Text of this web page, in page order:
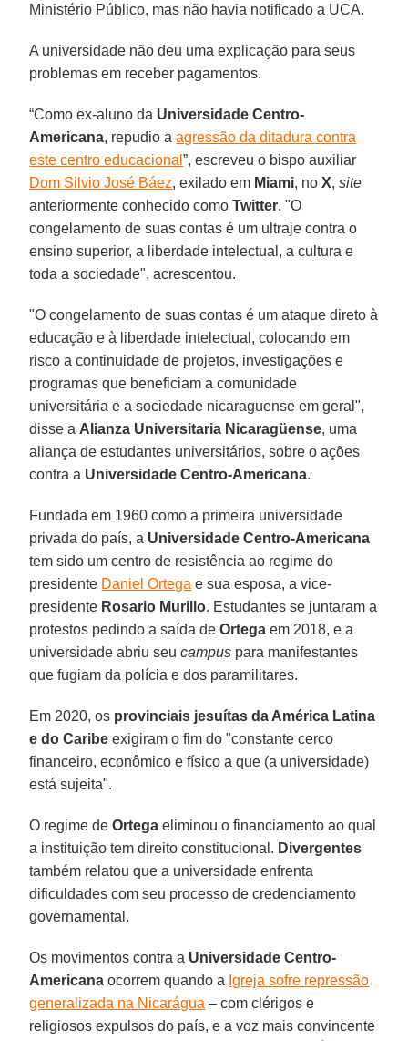
Ministério Público, mas não havia notificado a UCA.
A universidade não deu uma explicação para seus
problemas em receber pagamentos.
“Como ex-aluno da Universidade Centro-
Americana, repudio aagressão da ditadura contra
este centro educacional”, escreveu o bispo auxiliar
Dom Silvio José Báez, exilado em Miami, noX,site
anteriormente conhecido comoTwitter. "O
congelamento de suas contas é um ultraje contra o
ensino superior, a liberdade intelectual, a cultura e
toda a sociedade", acrescentou.
"O congelamento de suas contas é um ataque direto à
educação e à liberdade intelectual, colocando em
risco a continuidade de projetos, investigações e
programas que beneficiam a comunidade
universitária e a sociedade nicaraguense em geral",
disse a Alianza Universitaria Nicaragüense, uma
aliança de estudantes universitários, sobre o ações
contra a Universidade Centro-Americana.
Fundada em 1960 como a primeira universidade
privada do país, a Universidade Centro-Americana
tem sido um centro de resistência ao regime do
presidente Daniel Ortega e sua esposa, a vice-
presidente Rosario Murillo. Estudantes se juntaram a
protestos pedindo a saída deOrtega em 2018, e a
universidade abriu seucampus para manifestantes
que fugiam da polícia e dos paramilitares.
Em 2020, os provinciais jesuítas da América Latina
e do Caribe exigiram o fim do "constante cerco
financeiro, econômico e físico a que (a universidade)
está sujeita".
O regime deOrtega eliminou o financiamento ao qual
a instituição tem direito constitucional. Divergentes
também relatou que a universidade enfrenta
dificuldades com seu processo de credenciamento
governamental.
Os movimentos contra a Universidade Centro-
Americana ocorrem quando a Igreja sofre repressão
generalizada na Nicarágua – com clérigos e
religiosos expulsos do país, e a voz mais convincente